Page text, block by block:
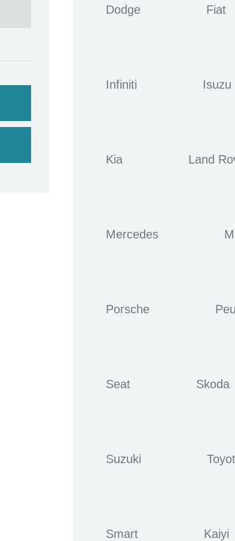
Dodge Fiat
Infiniti Isuzu
Kia Land
Mercedes
Porsche
Seat Skoda
Suzuki
Smart Kaiyi